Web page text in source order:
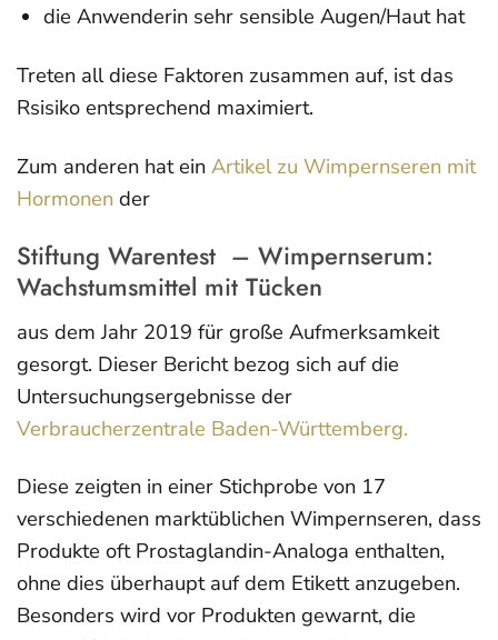
die Anwenderin sehr sensible Augen/Haut hat
Treten all diese Faktoren zusammen auf, ist das
Rsisiko entsprechend maximiert.
Zum anderen hat ein Artikel zu Wimpernseren mit
Hormonen der
Stiftung Warentest – Wimpernserum:
Wachstumsmittel mit Tücken
aus dem Jahr 2019 für große Aufmerksamkeit
gesorgt. Dieser Bericht bezog sich auf die
Untersuchungsergebnisse der
Verbraucherzentrale Baden-Württemberg.
Diese zeigten in einer Stichprobe von 17
verschiedenen marktüblichen Wimpernseren, dass
Produkte oft Prostaglandin-Analoga enthalten,
ohne dies überhaupt auf dem Etikett anzugeben.
Besonders wird vor Produkten gewarnt, die